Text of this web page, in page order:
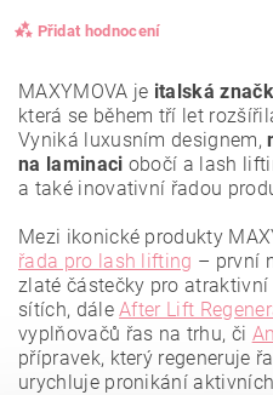
Přidat hodnocení
MAXYMOVA je italská
která se během tří let
Vyniká luxusním designem,
na laminaci obočí a lash
a také inovativní řadou
Mezi ikonické produkty
řada pro lash lifting – první
zlaté částečky pro
sítích, dáleAfter Lift
vyplňovačů řas na trhu, či
přípravek, který regeneruje
urychluje pronikání